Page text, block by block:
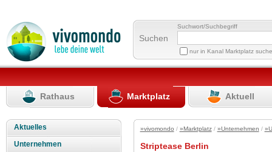
Suchen
Suchwort/Suchbegriff
nur in Kanal Marktplatz
Rathaus Marktplatz Aktuell
Aktuelles
Unternehmen
»vivomondo / »Marktplatz/ »Unternehmen /
Striptease Berlin